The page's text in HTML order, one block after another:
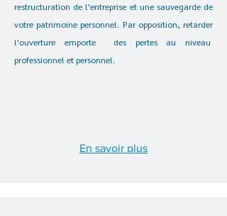
restructuration de l'entreprise et une sauvegarde de
votre patrimoine personnel. Par opposition, retarder
l'ouverture emporte des pertes au niveau
professionnel et personnel.
En savoir plus